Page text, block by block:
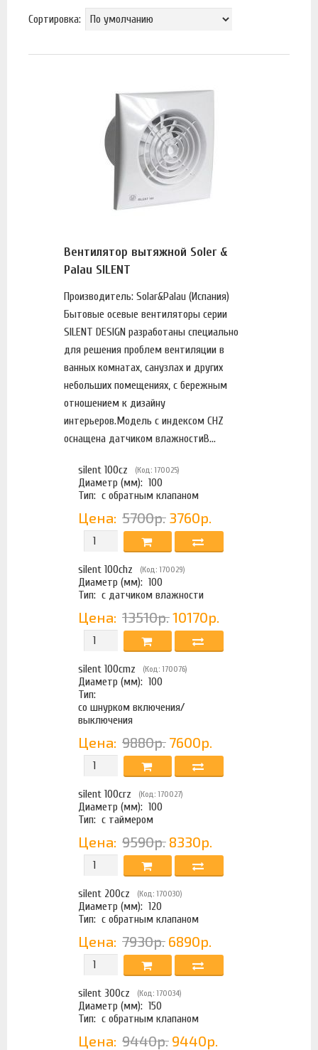
Сортировка:
Вентилятор вытяжной Soler &
Palau SILENT
Производитель: Solar&Palau (Испания)
Бытовые осевые вентиляторы серии
SILENT DESIGN разработаны специально
для решения проблем вентиляции в
ванных комнатах, санузлах и других
небольших помещениях, с бережным
отношением к дизайну
интерьеров.Модель с индексом CHZ
оснащена датчиком влажностиВ...
silent 100cz (Код: 170025)
Диаметр (мм):100
Тип:с обратным клапаном
Цена:5700р. 3760р.
silent 100chz (Код: 170029)
Диаметр (мм):100
Тип:с датчиком влажности
Цена:13510р. 10170р.
silent 100cmz (Код: 170076)
Диаметр (мм):100
Тип:
со шнурком включения/
выключения
Цена:9880р. 7600р.
silent 100crz (Код: 170027)
Диаметр (мм):100
Тип:с таймером
Цена:9590р. 8330р.
silent 200cz (Код: 170030)
Диаметр (мм):120
Тип:с обратным клапаном
Цена:7930р. 6890р.
silent 300cz (Код: 170034)
Диаметр (мм):150
Тип:с обратным клапаном
Цена:9440р. 9440р.